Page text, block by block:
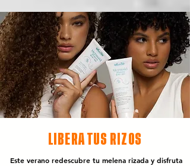
LIBERA TUS RIZOS
Este verano redescubre tu melena rizada y disfruta